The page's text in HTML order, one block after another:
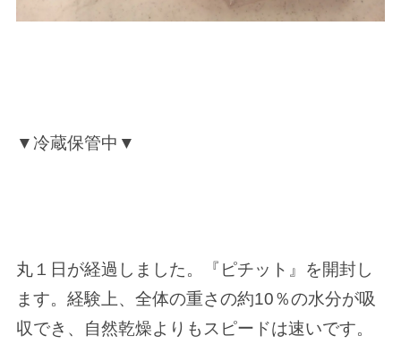
▼冷蔵保管中▼
丸１日が経過しました。『ピチット』を開封し
ます。経験上、全体の重さの約10％の水分が吸
収でき、自然乾燥よりもスピードは速いです。